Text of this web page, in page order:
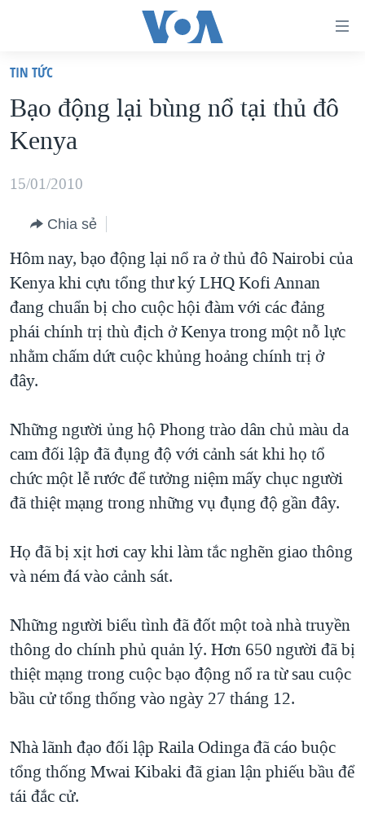
truy
cập
Tới
dung
chính
điều
hướng
chính
Đi
tới
"Tìm"
VIỆT NAM
HOA KỲ
BIỂN ĐÔNG
BLOG
DIỄN ĐÀN
MỤC
TỰ DO BÁO CHÍ
VẠCH TRẦN TIN GIẢ
NGƯỜI VIỆT HẢI NGOẠI
KINH TẾ
KHOA HỌC
SỨC KHOẺ
THỂ THAO
CHUYÊN ĐỀ
CHIẾN TRANH THƯƠNG MẠI CỦA MỸ: QUÁ KHỨ VÀ HIỆN
MỘT NĂM CHIẾN TRANH TẠI DẢI GAZA
GIẢI MÃ VÀNH ĐAI & CON ĐƯỜNG
NGÀY TỊ NẠN THẾ GIỚI
TRỊNH VĨNH BÌNH - NGƯỜI HẠ 'BÊN THẮNG CUỘC'
GROUND ZERO – XƯA VÀ NAY
CHI PHÍ CHIẾN TRANH AFGHANISTAN
THƯỢNG ĐỈNH TRUMP-KIM TẠI VIỆT NAM
TRỊNH VĨNH BÌNH VS. CHÍNH PHỦ VIỆT NAM
NGƯ DÂN VIỆT VÀ LÀN SÓNG TRỘM HẢI SÂM
QUAN HỆ VIỆT MỸ
HỌC TIẾNG ANH
VIDEO
MẠNG XÃ HỘI
TIN TỨC
Bạo động lại bùng nổ tại thủ đô
Kenya
15/01/2010
Chia sẻ
Hôm nay, bạo động lại nổ ra ở thủ đô Nairobi của
Kenya khi cựu tổng thư ký LHQ Kofi Annan
đang chuẩn bị cho cuộc hội đàm với các đảng
phái chính trị thù địch ở Kenya trong một nỗ lực
nhằm chấm dứt cuộc khủng hoảng chính trị ở
đây.
Những người ủng hộ Phong trào dân chủ màu da
cam đối lập đã đụng độ với cảnh sát khi họ tổ
chức một lễ rước để tưởng niệm mấy chục người
đã thiệt mạng trong những vụ đụng độ gần đây.
Họ đã bị xịt hơi cay khi làm tắc nghẽn giao thông
và ném đá vào cảnh sát.
Những người biểu tình đã đốt một toà nhà truyền
thông do chính phủ quản lý. Hơn 650 người đã bị
thiệt mạng trong cuộc bạo động nổ ra từ sau cuộc
bầu cử tổng thống vào ngày 27 tháng 12.
Nhà lãnh đạo đối lập Raila Odinga đã cáo buộc
tổng thống Mwai Kibaki đã gian lận phiếu bầu để
tái đắc cử.